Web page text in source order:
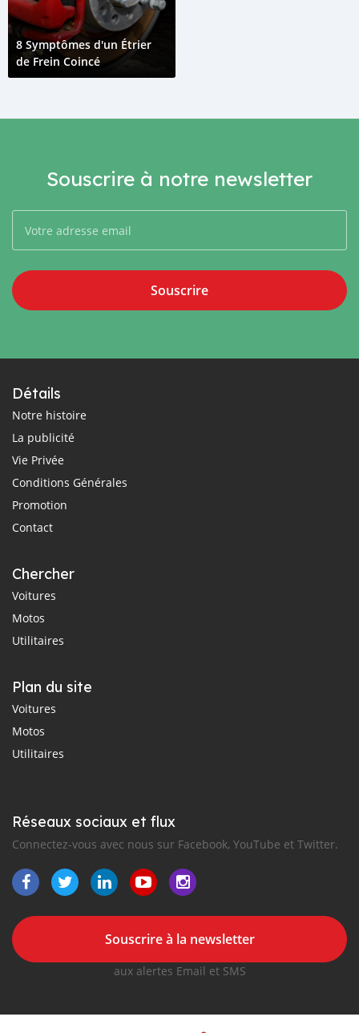
8 Symptômes d'un Étrier
de Frein Coincé
Souscrire à notre newsletter
Souscrire
Détails
Notre histoire
La publicité
Vie Privée
Conditions Générales
Promotion
Contact
Chercher
Voitures
Motos
Utilitaires
Plan du site
Voitures
Motos
Utilitaires
Réseaux sociaux et flux
Connectez-vous avec nous sur Facebook, YouTube et Twitter.
Souscrire à la newsletter
aux alertes Email et SMS